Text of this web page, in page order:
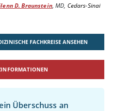
D. Braunstein,MD, Cedars-Sinai
FACHKREISE ANSEHEN
Überschuss an